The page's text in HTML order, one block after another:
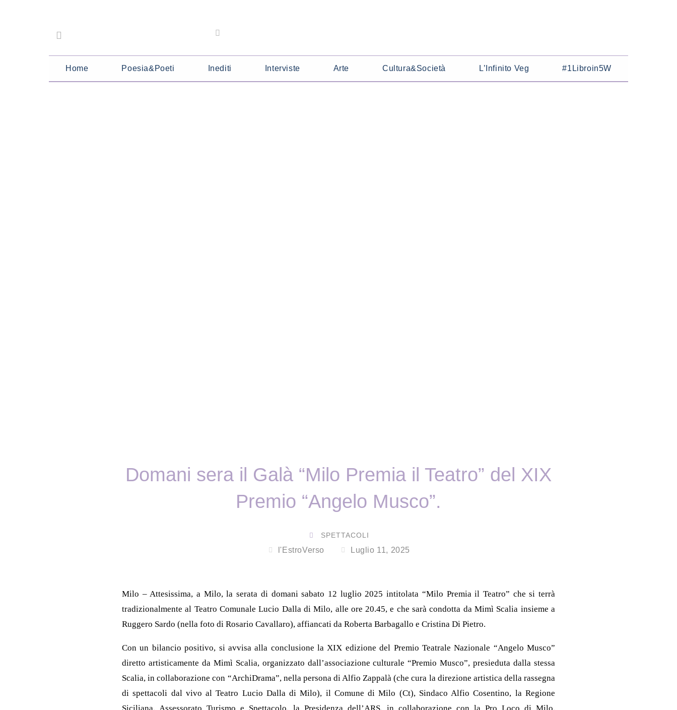
Home Poesia&Poeti Inediti Interviste Arte Cultura&Società L’Infinito Veg #1Libroin5W
Domani sera il Galà “Milo Premia il Teatro” del XIX
Premio “Angelo Musco”.
SPETTACOLI
l'EstroVerso Luglio 11, 2025
Milo – Attesissima, a Milo, la serata di domani sabato 12 luglio 2025 intitolata “Milo Premia il Teatro” che si terrà
tradizionalmente al Teatro Comunale Lucio Dalla di Milo, alle ore 20.45, e che sarà condotta da Mimì Scalia insieme a
Ruggero Sardo (nella foto di Rosario Cavallaro), affiancati da Roberta Barbagallo e Cristina Di Pietro.
Con un bilancio positivo, si avvisa alla conclusione la XIX edizione del Premio Teatrale Nazionale “Angelo Musco”
diretto artisticamente da Mimì Scalia, organizzato dall’associazione culturale “Premio Musco”, presieduta dalla stessa
Scalia, in collaborazione con “ArchiDrama”, nella persona di Alfio Zappalà (che cura la direzione artistica della rassegna
di spettacoli dal vivo al Teatro Lucio Dalla di Milo), il Comune di Milo (Ct), Sindaco Alfio Cosentino, la Regione